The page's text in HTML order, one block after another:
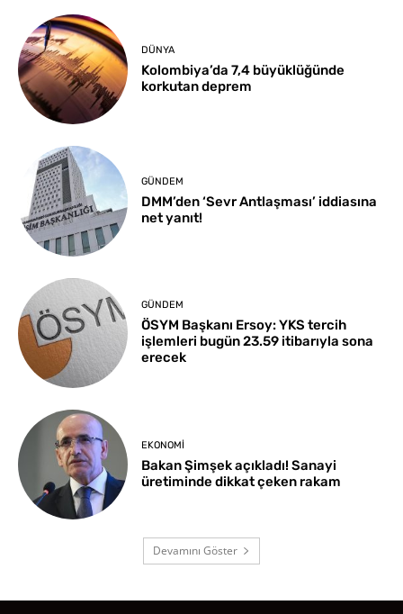
DÜNYA
Kolombiya’da 7,4 büyüklüğünde
korkutan deprem
GÜNDEM
DMM’den ‘Sevr Antlaşması’ iddiasına
net yanıt!
GÜNDEM
ÖSYM Başkanı Ersoy: YKS tercih
işlemleri bugün 23.59 itibarıyla sona
erecek
EKONOMI
Bakan Şimşek açıkladı! Sanayi
üretiminde dikkat çeken rakam
Devamını Göster